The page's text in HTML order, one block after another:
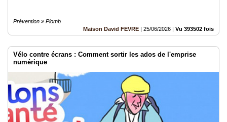
Prévention » Plomb
Maison David FEVRE | 25/06/2026 | Vu 393502 fois
Vélo contre écrans : Comment sortir les ados de l'emprise
numérique